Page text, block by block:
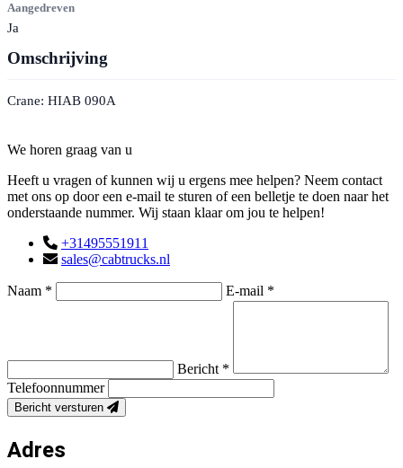
Aangedreven
Ja
Omschrijving
Crane: HIAB 090A
We horen graag van u
Heeft u vragen of kunnen wij u ergens mee helpen? Neem contact
met ons op door een e-mail te sturen of een belletje te doen naar het
onderstaande nummer. Wij staan klaar om jou te helpen!
+31495551911
sales@cabtrucks.nl
Naam * E-mail *
Bericht *
Telefoonnummer
Bericht versturen
Adres